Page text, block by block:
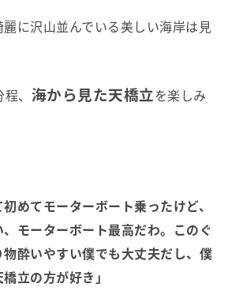
に沢山並んでいる美しい海岸は見
、 海から見た天橋立を楽しみ
初めてモーターボート乗ったけど、
モーターボート最高だわ。このぐ
酔いやすい僕でも大丈夫だし、僕
立の方が好き」